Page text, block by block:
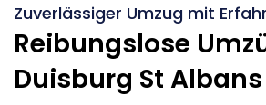
Zuverlässiger Umzug mit
Reibungslose
Duisburg St Albans